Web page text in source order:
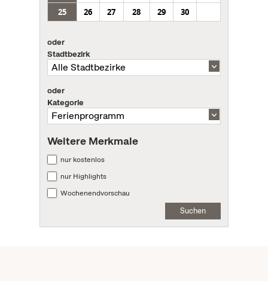
25
26 27 28 29 30
oder
Stadtbezirk
oder
Kategorie
Weitere Merkmale
nur kostenlos
nur Highlights
Wochenendvorschau
Suchen